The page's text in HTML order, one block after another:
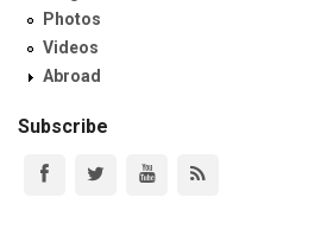
Photos
Videos
Abroad
Subscribe